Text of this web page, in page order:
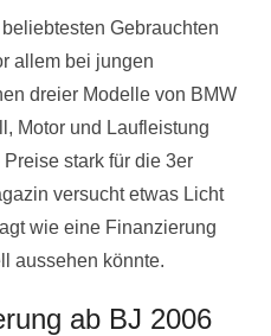
Gebrauchten
allem bei jungen
dreier Modelle von BMW
Motor und Laufleistung
stark für die 3er
versucht etwas Licht
wie eine Finanzierung
aussehen könnte.
ab BJ 2006